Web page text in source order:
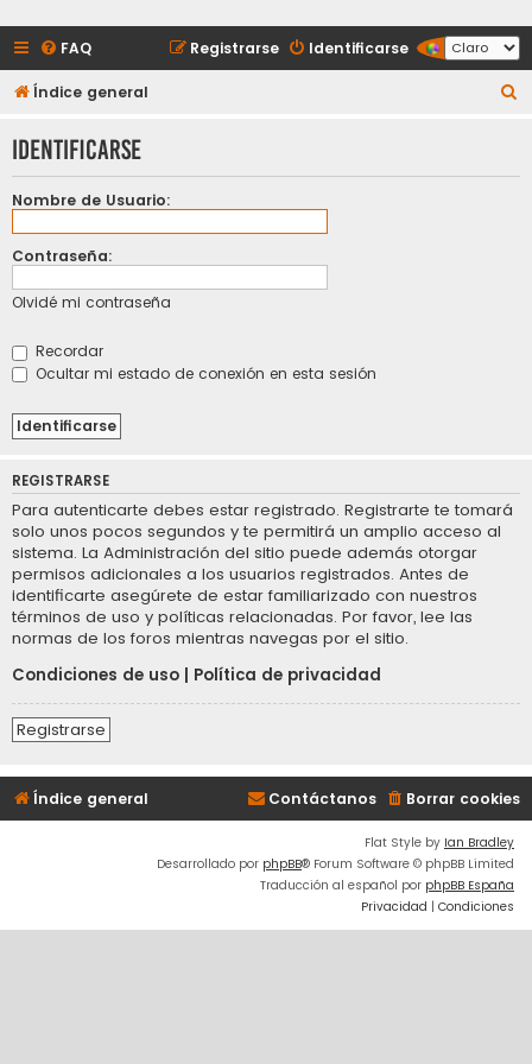
FAQ Identificarse
Registrarse
Índice general
c
Identificarse
Nombre de Usuario:
Contraseña:
Olvidé mi contraseña
Recordar
Ocultar mi estado de conexión en esta sesión
REGISTRARSE
Para autenticarte debes estar registrado. Registrarte te tomará
solo unos pocos segundos y te permitirá un amplio acceso al
sistema. La Administración del sitio puede además otorgar
permisos adicionales a los usuarios registrados. Antes de
identificarte asegúrete de estar familiarizado con nuestros
términos de uso y políticas relacionadas. Por favor, lee las
normas de los foros mientras navegas por el sitio.
Condiciones de uso
Política de privacidad
Registrarse
Índice general Borrar cookies
Contáctanos
Flat Style by Ian Bradley
Desarrollado por phpBB® Forum Software © phpBB Limited
Traducción al español por phpBB España
Privacidad | Condiciones